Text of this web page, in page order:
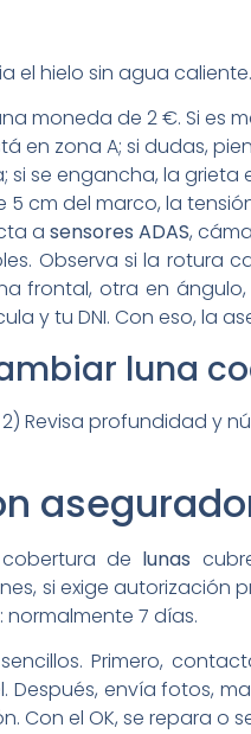
el hielo sin agua
moneda de 2 €. Si es
en zona A; si dudas,
si se engancha, la grieta
5 cm del marco, la
a sensores ADAS,
Observa si la rotura
frontal, otra en
y tu DNI. Con eso, la
luna
Revisa profundidad y
de lunas
si exige autorización
7 días.
Primero,
envía fotos,
Con el OK, se repara o